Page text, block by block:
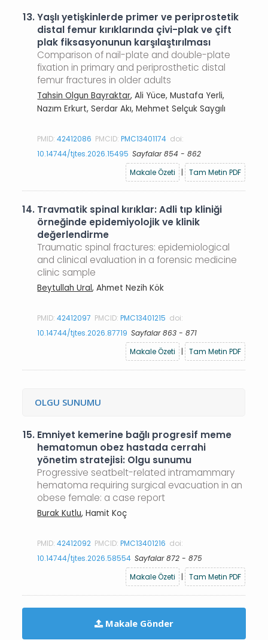
13.Yaşlı yetişkinlerde primer ve periprostetik
distal femur kırıklarında çivi-plak ve çift
plak fiksasyonunun karşılaştırılması
Comparison of nail-plate and double-plate
fixation in primary and periprosthetic distal
femur fractures in older adults
Tahsin Olgun Bayraktar, Ali Yüce, Mustafa Yerli,
Nazım Erkurt, Serdar Akı, Mehmet Selçuk Saygılı
PMID:42412086 PMCID:PMC13401174 doi:
10.14744/tjtes.2026.15495 Sayfalar 854 - 862
Makale Özeti
| Tam Metin PDF
14. Travmatik spinal kırıklar: Adli tıp kliniği
örneğinde epidemiyolojik ve klinik
değerlendirme
Traumatic spinal fractures: epidemiological
and clinical evaluation in a forensic medicine
clinic sample
Beytullah Ural, Ahmet Nezih Kök
PMID:42412097 PMCID:PMC13401215 doi:
10.14744/tjtes.2026.87719 Sayfalar 863 - 871
Makale Özeti
| Tam Metin PDF
OLGU SUNUMU
15. Emniyet kemerine bağlı progresif meme
hematomun obez hastada cerrahi
yönetim stratejisi: Olgu sunumu
Progressive seatbelt-related intramammary
hematoma requiring surgical evacuation in an
obese female: a case report
Burak Kutlu, Hamit Koç
PMID:42412092 PMCID:PMC13401216 doi:
10.14744/tjtes.2026.58554 Sayfalar 872 - 875
Makale Özeti
| Tam Metin PDF
Makale Gönder